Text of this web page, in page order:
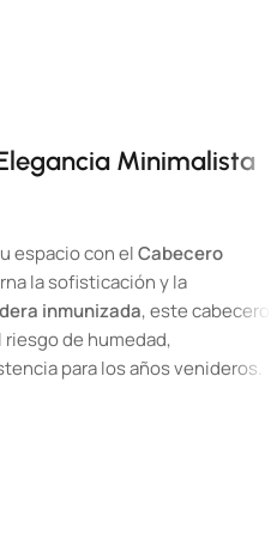
Minimalista
espacio con elCabecero
la sofisticación y la
inmunizada, este cabecero
de humedad,
para los años venideros.